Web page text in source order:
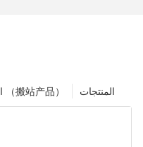
المنتجات المنتجات （搬站产品）